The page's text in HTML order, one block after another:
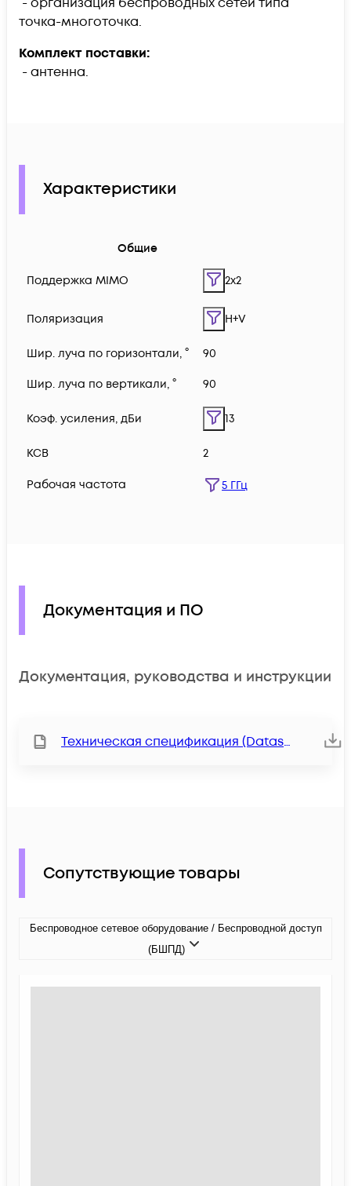
точка-многоточка.
Комплект поставки:
- антенна.
Характеристики
Общие
Поддержка MIMO 2x2
Поляризация H+V
Шир. луча по горизонтали, ° 90
Шир. луча по вертикали, ° 90
Коэф. усиления, дБи 13
КСВ 2
Рабочая частота 5 ГГц
Документация и ПО
Документация, руководства и инструкции
Техническая спецификация (Datasheet)
Сопутствующие товары
Беспроводное сетевое оборудование / Беспроводной доступ
(БШПД)